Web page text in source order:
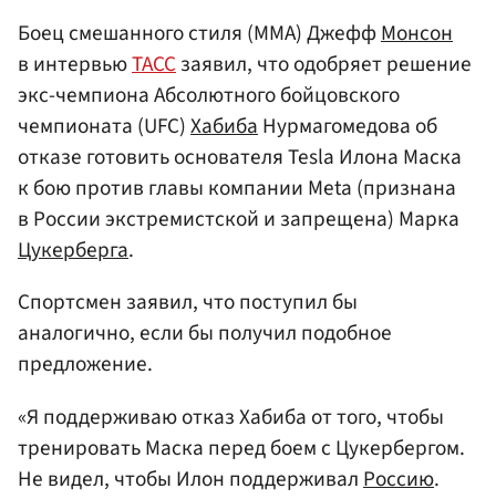
Боец смешанного стиля (ММА) ДжеффМонсон
в интервьюТАССзаявил, что одобряет решение
экс-чемпиона Абсолютного бойцовского
чемпионата (UFC)ХабибаНурмагомедова об
отказе готовить основателя Tesla Илона Маска
к бою против главы компании Meta (признана
в России экстремистской и запрещена) Марка
Цукерберга.
Спортсмен заявил, что поступил бы
аналогично, если бы получил подобное
предложение.
«Я поддерживаю отказ Хабиба от того, чтобы
тренировать Маска перед боем с Цукербергом.
Не видел, чтобы Илон поддерживал Россию.